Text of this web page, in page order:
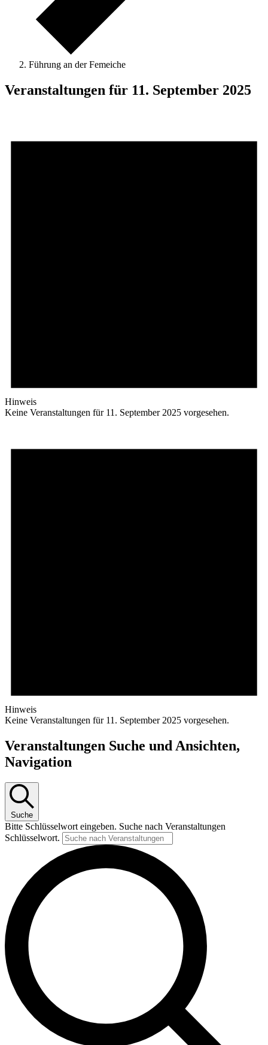
Führung an der Femeiche
Veranstaltungen für 11. September 2025
Hinweis
Keine Veranstaltungen für 11. September 2025 vorgesehen.
Hinweis
Keine Veranstaltungen für 11. September 2025 vorgesehen.
Veranstaltungen Suche und Ansichten,
Navigation
Suche
Bitte Schlüsselwort eingeben. Suche nach Veranstaltungen
Schlüsselwort.